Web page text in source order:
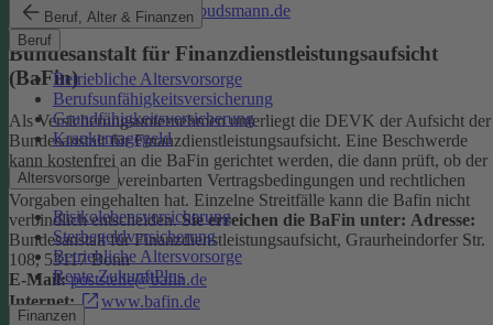
Beruf, Alter & Finanzen
Beruf
Betriebliche Altersvorsorge
Berufsunfähigkeitsversicherung
Grundfähigkeitsversicherung
Krankentagegeld
Altersvorsorge
Risikolebensversicherung
Sterbegeldversicherung
Betriebliche Altersvorsorge
Rente ZukunftPlus
Finanzen
Internet:
www.pkv-ombudsmann.de
Bundesanstalt für Finanzdienstleistungsaufsicht
(BaFin)
Als Versicherungsunternehmen unterliegt die DEVK der Aufsicht der
Bundesanstalt für Finanzdienstleistungsaufsicht. Eine Beschwerde
kann kostenfrei an die BaFin gerichtet werden, die dann prüft, ob der
Versicherer die vereinbarten Vertragsbedingungen und rechtlichen
Vorgaben eingehalten hat. Einzelne Streitfälle kann die Bafin nicht
verbindlich entscheiden.Sie erreichen die BaFin unter: Adresse:
Bundesanstalt für Finanzdienstleistungsaufsicht, Graurheindorfer Str.
108, 53117 Bonn
E-Mail: poststelle@bafin.de
Internet:
www.bafin.de